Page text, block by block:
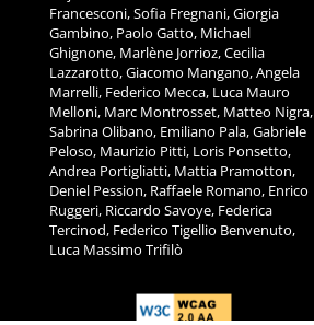
Francesconi, Sofia Fregnani, Giorgia
Gambino, Paolo Gatto, Michael
Ghignone, Marlène Jorrioz, Cecilia
Lazzarotto, Giacomo Mangano, Angela
Marrelli, Federico Mecca, Luca Mauro
Melloni, Marc Montrosset, Matteo Nigra,
Sabrina Olibano, Emiliano Pala, Gabriele
Peloso, Maurizio Pitti, Loris Ponsetto,
Andrea Portigliatti, Mattia Pramotton,
Deniel Pession, Raffaele Romano, Enrico
Ruggeri, Riccardo Savoye, Federica
Tercinod, Federico Tigellio Benvenuto,
Luca Massimo Trifilò